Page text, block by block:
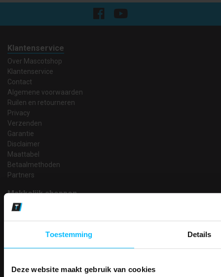
Toestemming Details
Deze website maakt gebruik van cookies
Klantenservice
Over Mascotshop
Klantenservice
Contact
Algemene voorwaarden
Ruilen en retourneren
Privacy
Verzenden
Garantie
Disclaimer
Maattabel
Betaalmethoden
Partners
Makkelijk shoppen
Gratis verzending in Nederland vanaf € 150,- excl. BTW
Betaalwijze